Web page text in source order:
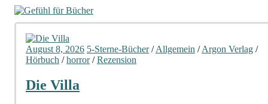
August 8, 2026 5-Sterne-Bücher/Allgemein /Argon Verlag /
Hörbuch /horror/Rezension
Die Villa